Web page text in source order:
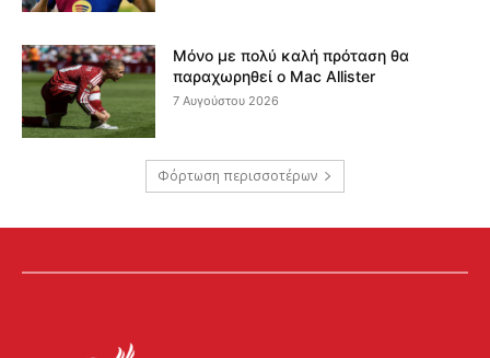
Μόνο με πολύ καλή πρόταση θα
παραχωρηθεί ο Mac Allister
7 Αυγούστου 2026
Φόρτωση περισσοτέρων